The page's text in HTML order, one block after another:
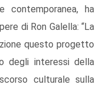
contemporanea, ha
di Ron Galella: “La
questo progetto
degli interessi della
culturale sulla